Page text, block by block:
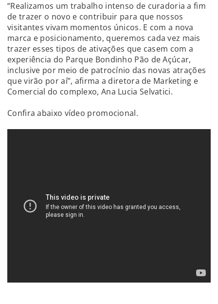
“Realizamos um trabalho intenso de curadoria a fim
de trazer o novo e contribuir para que nossos
visitantes vivam momentos únicos. E com a nova
marca e posicionamento, queremos cada vez mais
trazer esses tipos de ativações que casem com a
experiência do Parque Bondinho Pão de Açúcar,
inclusive por meio de patrocínio das novas atrações
que virão por aí”, afirma a diretora de Marketing e
Comercial do complexo, Ana Lucia Selvatici.
Confira abaixo vídeo promocional.